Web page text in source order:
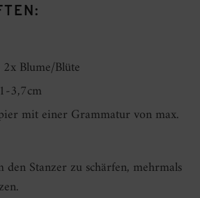
Blume/Blüte
3,7cm
mit einer Grammatur von max.
den Stanzer zu schärfen, mehrmals